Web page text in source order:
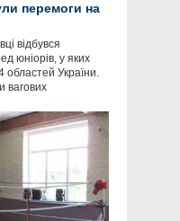
перемоги на
відбувся
юніорів, у яких
областей України.
вагових